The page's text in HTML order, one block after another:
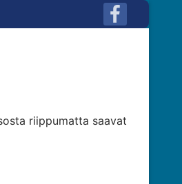
riippumatta saavat